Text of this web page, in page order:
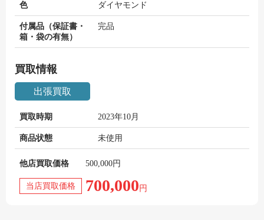
色 ダイヤモンド
付属品（保証書・
箱・袋の有無）
完品
買取情報
出張買取
買取時期 2023年10月
商品状態 未使用
他店買取価格 500,000円
当店買取価格 700,000 円